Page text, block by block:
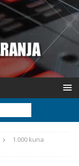
1.000 kuna